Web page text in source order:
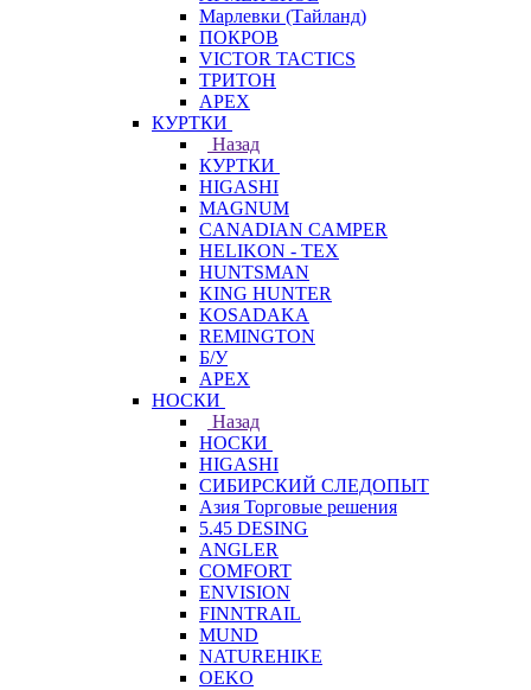
Марлевки (Тайланд)
ПОКРОВ
VICTOR TACTICS
ТРИТОН
APEX
КУРТКИ
Назад
КУРТКИ
HIGASHI
MAGNUM
CANADIAN CAMPER
HELIKON - TEX
HUNTSMAN
KING HUNTER
KOSADAKA
REMINGTON
Б/У
APEX
НОСКИ
Назад
НОСКИ
HIGASHI
СИБИРСКИЙ СЛЕДОПЫТ
Азия Торговые решения
5.45 DESING
ANGLER
COMFORT
ENVISION
FINNTRAIL
MUND
NATUREHIKE
OEKO